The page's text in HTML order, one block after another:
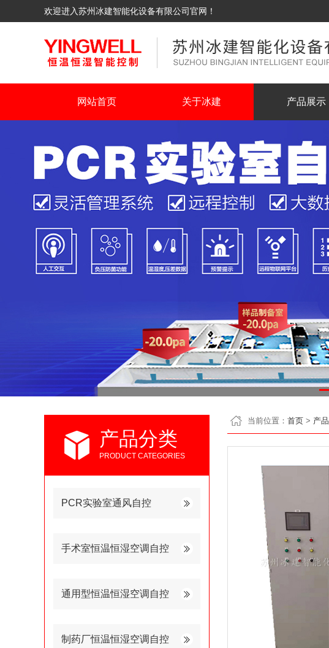
欢迎进入苏州冰建智能化设备有限公司官网！
网站首页 关于冰建 产品展示
产品分类
PRODUCT CATEGORIES
PCR实验室通风自控
手术室恒温恒湿空调自控
通用型恒温恒湿空调自控
制药厂恒温恒湿空调自控
当前位置： 首页 > 产